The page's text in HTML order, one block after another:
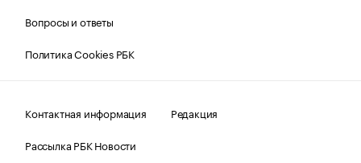
Вопросы и ответы
Политика Cookies РБК
Контактная информация
Редакция
Рассылка РБК Новости